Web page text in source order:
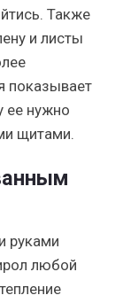
Также
и листы
показывает
ее нужно
щитами.
руками
любой